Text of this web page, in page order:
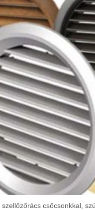
szellőzőrács csőcsonkkal,